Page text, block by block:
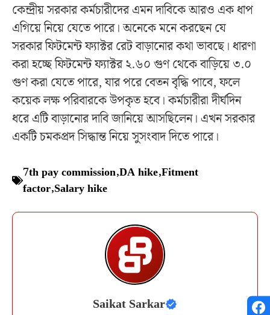
কেন্দ্রীয় সরকার কর্মচারীদের এমন দাবিকে আরও এক ধাপ
এগিয়ে নিয়ে যেতে পারে। অনেকে মনে করছেন যে
সরকার ফিটমেন্ট ফ্যাক্টর রেট বাড়ানোর কথা ভাবছে। ধারণা
করা হচ্ছে ফিটমেন্ট ফ্যাক্টর ২.৬০ গুণ থেকে বাড়িয়ে ৩.০
গুণ করা যেতে পারে, যার পরে বেতন বৃদ্ধি পাবে, ফলে
কয়েক লক্ষ পরিবারকে উপকৃত হবে। কর্মচারীরা দীর্ঘদিন
ধরে এটি বাড়ানোর দাবি জানিয়ে আসছিলেন। এখন সরকার
একটি চমকপ্রদ সিদ্ধান্ত নিয়ে সুসংবাদ দিতে পারে।
7th pay commission,DA hike,Fitment
factor,Salary hike
Saikat Sarkar